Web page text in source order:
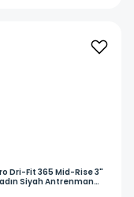
Dri-Fit 365 Mid-Rise 3"
Siyah Antrenman